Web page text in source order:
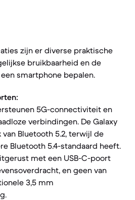
zijn er diverse praktische
bruikbaarheid en de
smartphone bepalen.
5G-connectiviteit en
verbindingen. De Galaxy
van Bluetooth 5.2, terwijl de
Bluetooth 5.4-standaard heeft.
met een USB-C-poort
en geen van
3,5 mm